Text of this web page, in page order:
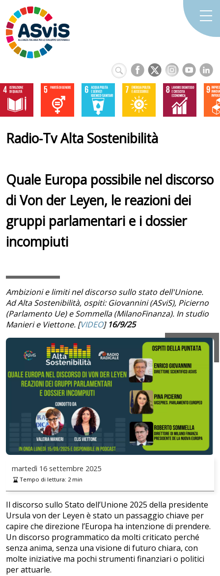
Radio-Tv Alta Sostenibilità
Quale Europa possibile nel discorso
di Von der Leyen, le reazioni dei
gruppi parlamentari e i dossier
incompiuti
Ambizioni e limiti nel discorso sullo stato dell'Unione.
Ad Alta Sostenibilità, ospiti: Giovannini (ASviS), Picierno
(Parlamento Ue) e Sommella (MilanoFinanza). In studio
Manieri e Viettone. [VIDEO] 16/9/25
martedì 16 settembre 2025
Tempo di lettura: 2min
Il discorso sullo Stato dell’Unione 2025 della presidente
Ursula von der Leyen è stato un passaggio chiave per
capire che direzione l’Europa ha intenzione di prendere.
Un discorso programmatico da molti criticato perché
senza anima, senza una visione di futuro chiara, con
molte iniziative ma pochi strumenti finanziari o politici
per attuarle.